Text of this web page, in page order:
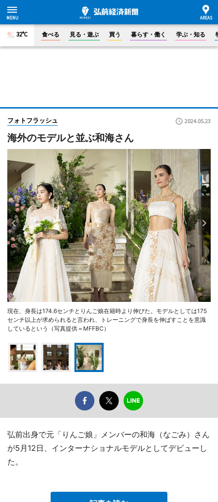
32°C 食べる 見る・遊ぶ 買う 暮らす・働く 学ぶ・知る
フォトフラッシュ 2024.05.23
海外のモデルと並ぶ和海さん
現在、身長は174.6センチとりんご娘在籍時より伸びた。モデルとしては175
センチ以上が求められると言われ、トレーニングで身長を伸ばすことを意識
しているという（写真提供＝MFFBC）
弘前出身で元「りんご娘」メンバーの和海（なごみ）さん
が5月12日、インターナショナルモデルとしてデビューし
た。